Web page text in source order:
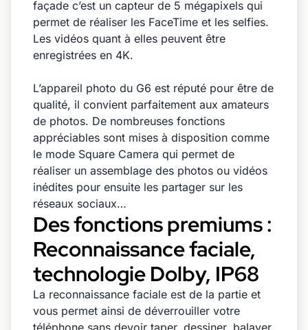
façade c’est un capteur de 5 mégapixels qui
permet de réaliser les FaceTime et les selfies.
Les vidéos quant à elles peuvent être
enregistrées en 4K.
L’appareil photo du G6 est réputé pour être de
qualité, il convient parfaitement aux amateurs
de photos. De nombreuses fonctions
appréciables sont mises à disposition comme
le mode Square Camera qui permet de
réaliser un assemblage des photos ou vidéos
inédites pour ensuite les partager sur les
réseaux sociaux…
Des fonctions premiums :
Reconnaissance faciale,
technologie Dolby, IP68
La reconnaissance faciale est de la partie et
vous permet ainsi de déverrouiller votre